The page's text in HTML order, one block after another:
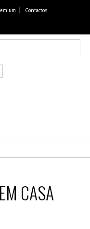
Contactos
CASA